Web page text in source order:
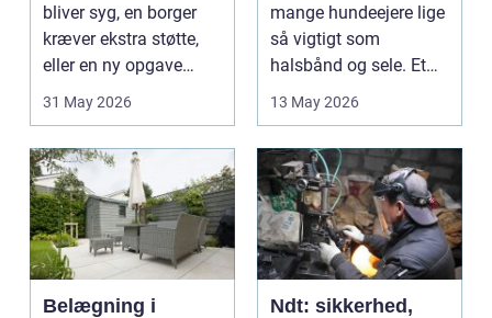
bliver syg, en borger
kræver ekstra støtte,
eller en ny opgave
31 May 2026
mange hundeejere lige
så vigtigt som
halsbånd og sele. Et
13 May 2026
Belægning i
Ndt: sikkerhed,